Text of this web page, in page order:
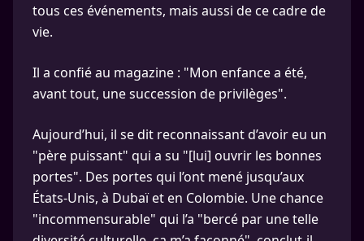
tous ces événements, mais aussi de ce cadre de
vie.
Il a confié au magazine : "Mon enfance a été,
avant tout, une succession de privilèges".
Aujourd’hui, il se dit reconnaissant d’avoir eu un
"père puissant" qui a su "[lui] ouvrir les bonnes
portes". Des portes qui l’ont mené jusqu’aux
États-Unis, à Dubaï et en Colombie. Une chance
"incommensurable" qui l’a "bercé par une telle